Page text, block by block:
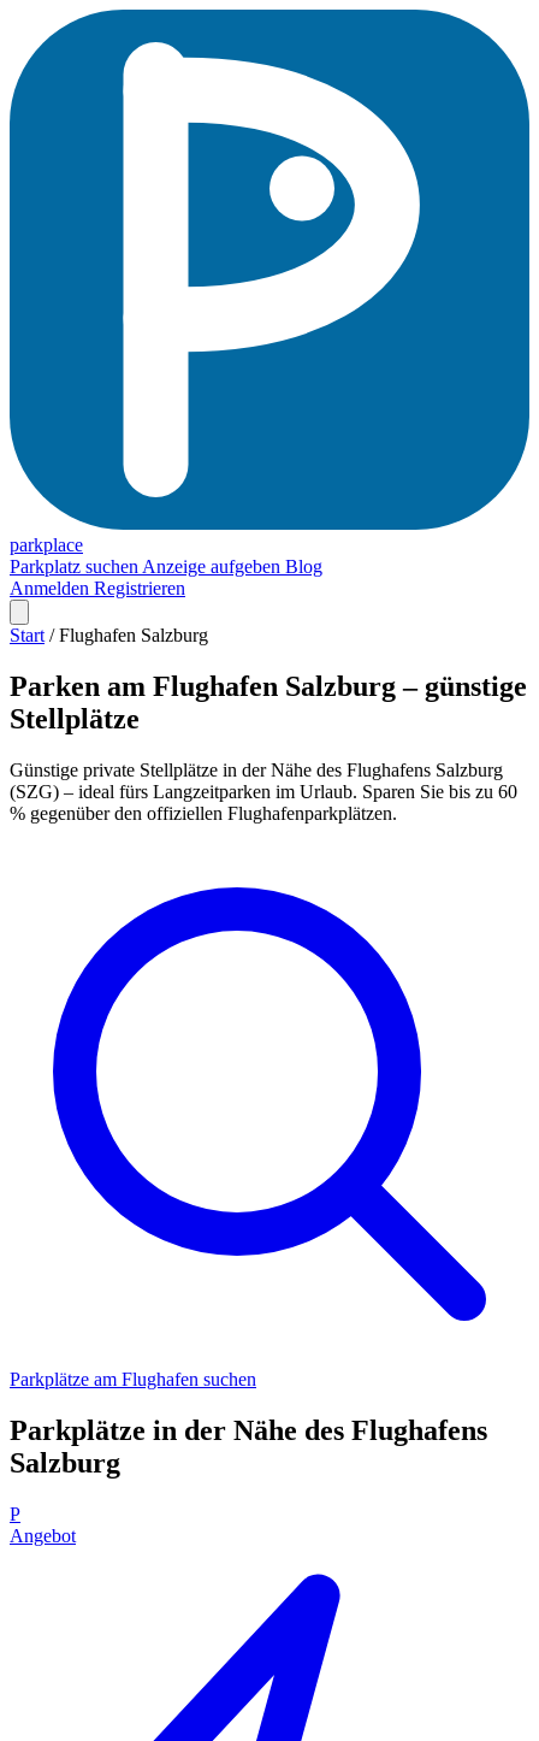
parkplace
Parkplatz suchen Anzeige aufgeben Blog
Anmelden Registrieren
Start / Flughafen Salzburg
Parken am Flughafen Salzburg – günstige
Stellplätze
Günstige private Stellplätze in der Nähe des Flughafens Salzburg
(SZG) – ideal fürs Langzeitparken im Urlaub. Sparen Sie bis zu 60
% gegenüber den offiziellen Flughafenparkplätzen.
Parkplätze am Flughafen suchen
Parkplätze in der Nähe des Flughafens
Salzburg
P
Angebot